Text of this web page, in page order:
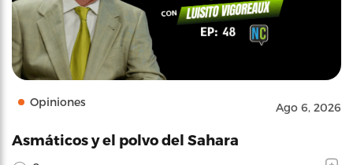
Opiniones Ago 6, 2026
Asmáticos y el polvo del Sahara